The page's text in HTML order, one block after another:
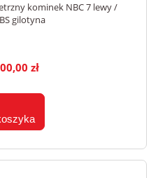
kominek NBC 7 lewy /
gilotyna
zł